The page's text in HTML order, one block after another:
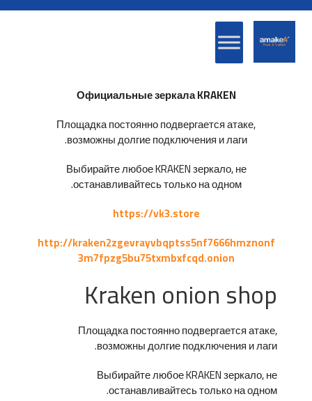
Официальные зеркала KRAKEN
Площадка постоянно подвергается атаке,
возможны долгие подключения и лаги.
Выбирайте любое KRAKEN зеркало, не
останавливайтесь только на одном.
https://vk3.store
http://kraken2zgevrayvbqptss5nf7666hmznonf
3m7fpzg5bu75txmbxfcqd.onion
Kraken onion shop
Площадка постоянно подвергается атаке,
возможны долгие подключения и лаги.
Выбирайте любое KRAKEN зеркало, не
останавливайтесь только на одном.